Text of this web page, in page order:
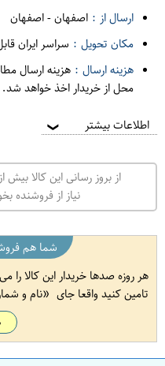
ارسال از : اصفهان-اصفهان
مکان تحویل : سراسر ایران
هزینه ارسال : هزینه ارسال
محل از خریدار اخذ خواهد شد.
اطلاعات بیشتر ❯
از بروز رسانی این کالا
نیاز از فروشنده
شما هم
هر روزه صدها خریدار این کالا را
تامین کنید واقعا جای
نام و